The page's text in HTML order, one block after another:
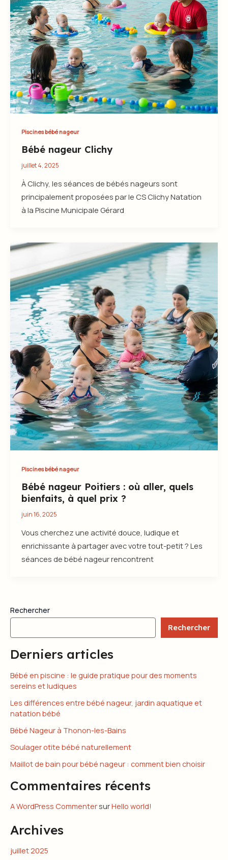
Piscines bébé nageur
Bébé nageur Clichy
juillet 4, 2025
À Clichy, les séances de bébés nageurs sont
principalement proposées par le CS Clichy Natation
à la Piscine Municipale Gérard
Piscines bébé nageur
Bébé nageur Poitiers : où aller, quels
bienfaits, à quel prix ?
juin 16, 2025
Vous cherchez une activité douce, ludique et
enrichissante à partager avec votre tout-petit ? Les
séances de bébé nageur rencontrent
Rechercher
Rechercher
Derniers articles
Bébé en piscine : le guide pratique pour des moments
sereins et ludiques
Les différences entre bébé nageur, jardin aquatique et
natation bébé
Bébé Nageur à Thonon-les-Bains
Soulager otite bébé naturellement
Maillot de bain pour bébé nageur : comment bien choisir
Commentaires récents
A WordPress CommentersurHello world!
Archives
juillet 2025